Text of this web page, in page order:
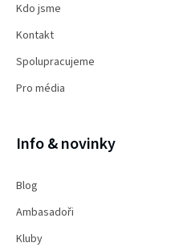
Kdo jsme
Kontakt
Spolupracujeme
Pro média
Info & novinky
Blog
Ambasadoři
Kluby